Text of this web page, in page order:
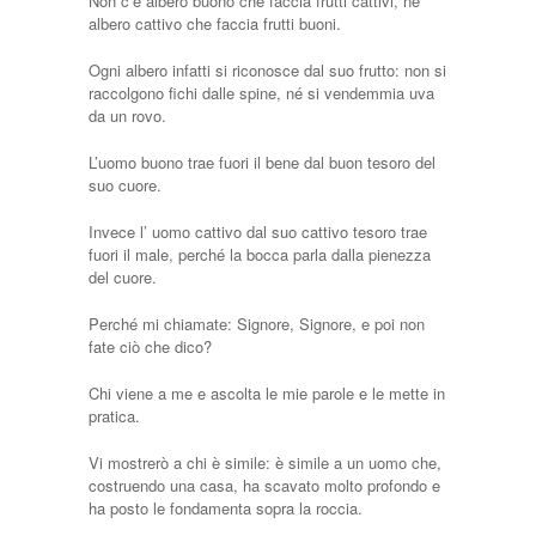
albero cattivo che faccia frutti buoni.
Ogni albero infatti si riconosce dal suo frutto: non si
raccolgono fichi dalle spine, né si vendemmia uva
da un rovo.
L’uomo buono trae fuori il bene dal buon tesoro del
suo cuore.
Invece l’ uomo cattivo dal suo cattivo tesoro trae
fuori il male, perché la bocca parla dalla pienezza
del cuore.
Perché mi chiamate: Signore, Signore, e poi non
fate ciò che dico?
Chi viene a me e ascolta le mie parole e le mette in
pratica.
Vi mostrerò a chi è simile: è simile a un uomo che,
costruendo una casa, ha scavato molto profondo e
ha posto le fondamenta sopra la roccia.